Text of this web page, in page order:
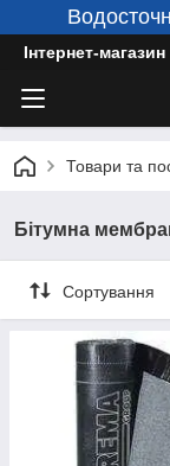
Інтернет-
Товари та
Бітумна
Сортування